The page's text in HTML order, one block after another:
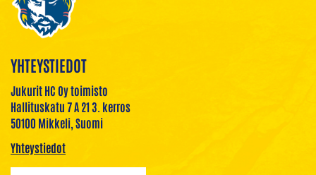
YHTEYSTIEDOT
Jukurit HC Oy toimisto
Hallituskatu 7 A 21 3. kerros
50100 Mikkeli, Suomi
Yhteystiedot